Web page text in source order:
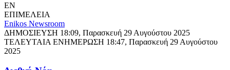
EN
ΕΠΙΜΕΛΕΙΑ
Enikos Newsroom
ΔΗΜΟΣΙΕΥΣΗ 18:09, Παρασκευή 29 Αυγούστου 2025
ΤΕΛΕΥΤΑΙΑ ΕΝΗΜΕΡΩΣΗ 18:47, Παρασκευή 29 Αυγούστου
2025